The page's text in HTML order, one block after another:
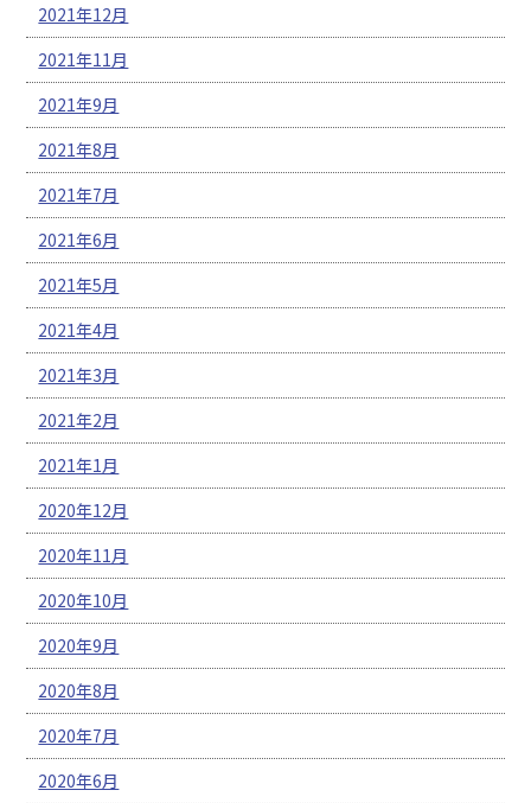
2021年12月
2021年11月
2021年9月
2021年8月
2021年7月
2021年6月
2021年5月
2021年4月
2021年3月
2021年2月
2021年1月
2020年12月
2020年11月
2020年10月
2020年9月
2020年8月
2020年7月
2020年6月